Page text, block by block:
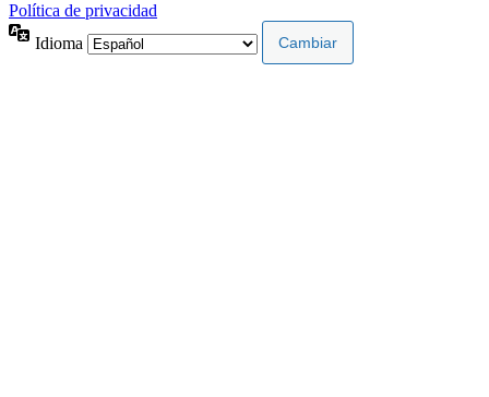
Política de privacidad
Idioma